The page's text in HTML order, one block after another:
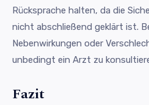
Rücksprache halten, da die
nicht abschließend geklärt ist.
Nebenwirkungen oder
unbedingt ein Arzt zu
Fazit